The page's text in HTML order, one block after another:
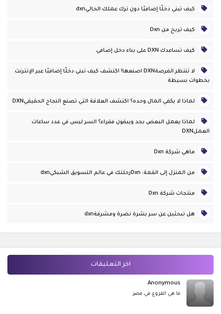
كيف تبني دخلًا إضافيًا دون ترك عملك الحاليdxn
كيف تربح من Dxn
كيف تساعدك DXN على بناء دخل إضافي
لا تنتظر الفرصةDXN اصنعها! اكتشف كيف تبني دخلًا إضافيًا عبر الإنترنت
بخطوات بسيطة
لماذا لا يكفي المال وحده؟ اكتشف العلاقة التي تصنع النجاح الحقيقيDXN
لماذا يعمل البعض بجد ويبقون فقراء؟ السر ليس في عدد ساعات
العملDXN
ماهي شركة Dxn
من المنزل إلى القمة: Dxnرحلتك في عالم التسويق الشبكيdxn
منتجات شركة Dxn
هل تبحثين عن سر بشرة نضرة ومشرقةdxn
اخر التعليقات
Anonymous
ما هي الفروع في مصر